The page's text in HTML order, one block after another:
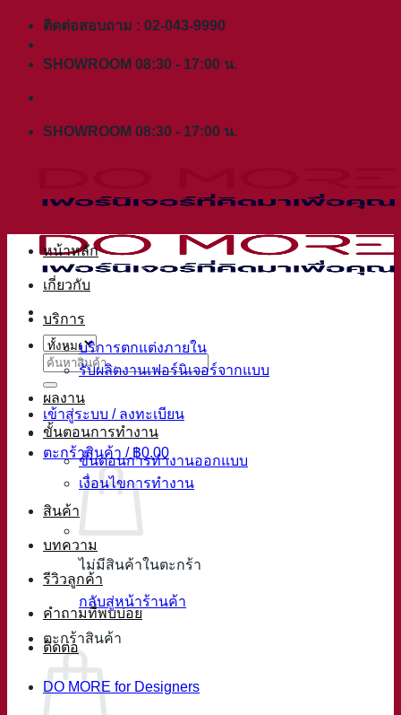
ข้าม
ติดต่อสอบถาม : 02-043-9990
SHOWROOM 08:30 - 17:00 น.
SHOWROOM 08:30 - 17:00 น.
ค้นหา:
เข้าสู่ระบบ / ลงทะเบียน
ตะกร้าสินค้า / ฿0.00
ไม่มีสินค้าในตะกร้า
กลับสู่หน้าร้านค้า
ตะกร้าสินค้า
หน้าหลัก
เกี่ยวกับ
บริการ
บริการตกแต่งภายใน
รับผลิตงานเฟอร์นิเจอร์จากแบบ
ผลงาน
ขั้นตอนการทำงาน
ขั้นตอนการทำงานออกแบบ
เงื่อนไขการทำงาน
สินค้า
บทความ
รีวิวลูกค้า
คำถามที่พบบ่อย
ติดต่อ
DO MORE for Designers